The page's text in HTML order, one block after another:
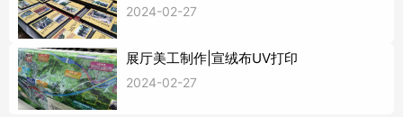
2024-02-27
展厅美工制作|宣绒布UV打印
2024-02-27